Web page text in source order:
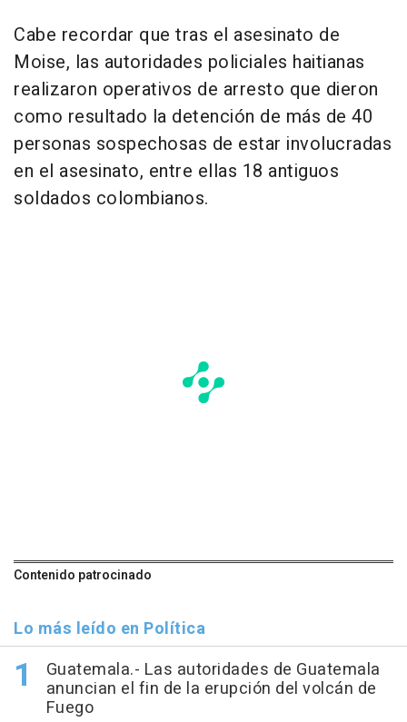
Cabe recordar que tras el asesinato de
Moise, las autoridades policiales haitianas
realizaron operativos de arresto que dieron
como resultado la detención de más de 40
personas sospechosas de estar involucradas
en el asesinato, entre ellas 18 antiguos
soldados colombianos.
Contenido patrocinado
Lo más leído en Política
Guatemala.- Las autoridades de Guatemala
anuncian el fin de la erupción del volcán de
Fuego